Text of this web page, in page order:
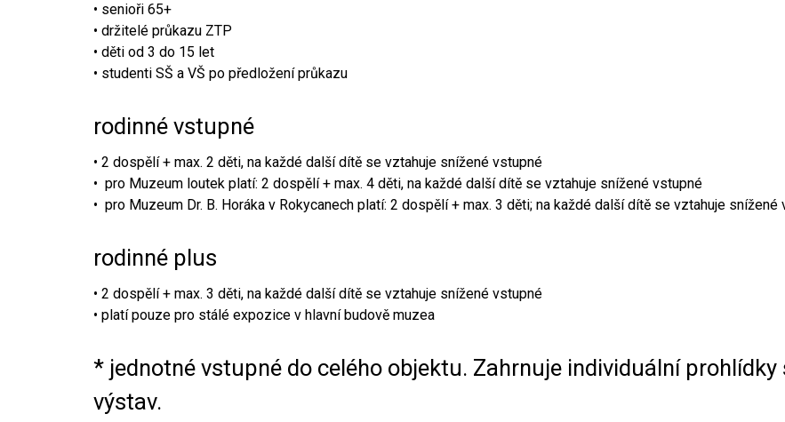
• senioři 65+
• držitelé průkazu ZTP
• děti od 3 do 15 let
• studenti SŠ a VŠ po předložení průkazu
rodinné vstupné
• 2 dospělí + max. 2 děti, na každé další dítě se vztahuje snížené vstupné
• pro Muzeum loutek platí: 2 dospělí + max. 4 děti, na každé další dítě se vztahuje snížené vstupné
• pro Muzeum Dr. B. Horáka v Rokycanech platí: 2 dospělí + max. 3 děti; na každé další dítě se vztahuje snížené
rodinné plus
• 2 dospělí + max. 3 děti, na každé další dítě se vztahuje snížené vstupné
• platí pouze pro stálé expozice v hlavní budově muzea
* jednotné vstupné do celého objektu. Zahrnuje individuální
výstav.